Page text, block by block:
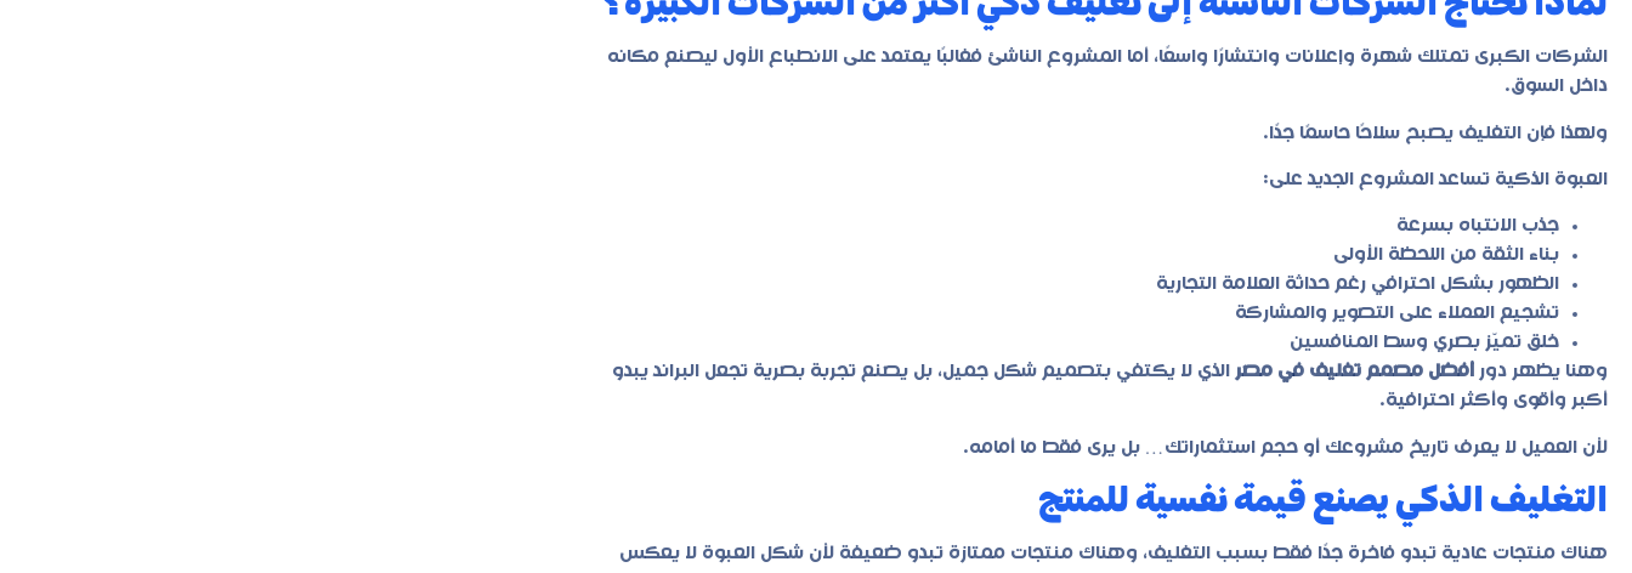
الشركات الكبرى تمتلك شهرة وإعلانات وانتشارًا واسعًا، أما المشروع الناشئ فغالبًا يعتمد على الانطباع الأول ليصنع مكانه
داخل السوق.
ولهذا فإن التغليف يصبح سلاحًا حاسمًا جدًا.
العبوة الذكية تساعد المشروع الجديد على:
جذب الانتباه بسرعة
بناء الثقة من اللحظة الأولى
الظهور بشكل احترافي رغم حداثة العلامة التجارية
تشجيع العملاء على التصوير والمشاركة
خلق تميّز بصري وسط المنافسين
وهنا يظهر دور أفضل مصمم تغليف في مصر الذي لا يكتفي بتصميم شكل جميل، بل يصنع تجربة بصرية تجعل البراند يبدو
أكبر وأقوى وأكثر احترافية.
لأن العميل لا يعرف تاريخ مشروعك أو حجم استثماراتك… بل يرى فقط ما أمامه.
التغليف الذكي يصنع قيمة نفسية للمنتج
هناك منتجات عادية تبدو فاخرة جدًا فقط بسبب التغليف، وهناك منتجات ممتازة تبدو ضعيفة لأن شكل العبوة لا يعكس